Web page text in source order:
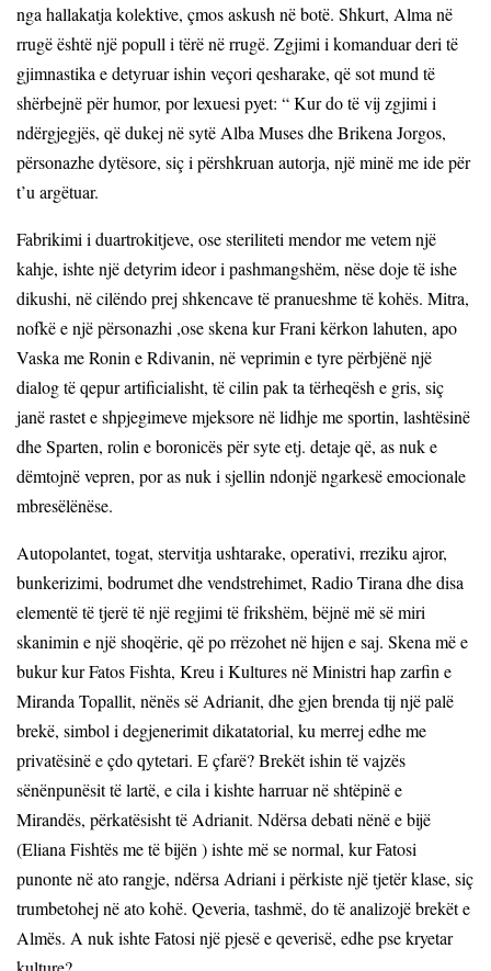
nga hallakatja kolektive, çmos askush në botë. Shkurt, Alma në
rrugë është një popull i tërë në rrugë. Zgjimi i komanduar deri të
gjimnastika e detyruar ishin veçori qesharake, që sot mund të
shërbejnë për humor, por lexuesi pyet: “ Kur do të vij zgjimi i
ndërgjegjës, që dukej në sytë Alba Muses dhe Brikena Jorgos,
përsonazhe dytësore, siç i përshkruan autorja, një minë me ide për
t’u argëtuar.
Fabrikimi i duartrokitjeve, ose steriliteti mendor me vetem një
kahje, ishte një detyrim ideor i pashmangshëm, nëse doje të ishe
dikushi, në cilëndo prej shkencave të pranueshme të kohës. Mitra,
nofkë e një përsonazhi ,ose skena kur Frani kërkon lahuten, apo
Vaska me Ronin e Rdivanin, në veprimin e tyre përbjënë një
dialog të qepur artificialisht, të cilin pak ta tërheqësh e gris, siç
janë rastet e shpjegimeve mjeksore në lidhje me sportin, lashtësinë
dhe Sparten, rolin e boronicës për syte etj. detaje që, as nuk e
dëmtojnë vepren, por as nuk i sjellin ndonjë ngarkesë emocionale
mbresëlënëse.
Autopolantet, togat, stervitja ushtarake, operativi, rreziku ajror,
bunkerizimi, bodrumet dhe vendstrehimet, Radio Tirana dhe disa
elementë të tjerë të një regjimi të frikshëm, bëjnë më së miri
skanimin e një shoqërie, që po rrëzohet në hijen e saj. Skena më e
bukur kur Fatos Fishta, Kreu i Kultures në Ministri hap zarfin e
Miranda Topallit, nënës së Adrianit, dhe gjen brenda tij një palë
brekë, simbol i degjenerimit dikatatorial, ku merrej edhe me
privatësinë e çdo qytetari. E çfarë? Brekët ishin të vajzës
sënënpunësit të lartë, e cila i kishte harruar në shtëpinë e
Mirandës, përkatësisht të Adrianit. Ndërsa debati nënë e bijë
(Eliana Fishtës me të bijën ) ishte më se normal, kur Fatosi
punonte në ato rangje, ndërsa Adriani i përkiste një tjetër klase, siç
trumbetohej në ato kohë. Qeveria, tashmë, do të analizojë brekët e
Almës. A nuk ishte Fatosi një pjesë e qeverisë, edhe pse kryetar